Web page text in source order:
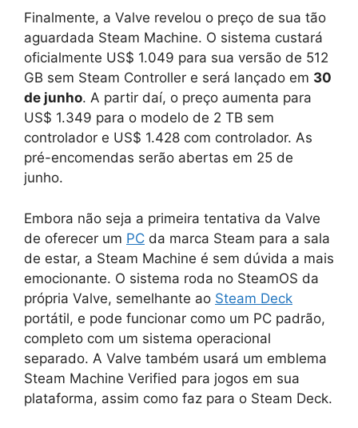
Finalmente, a Valve revelou o preço de sua tão
aguardada Steam Machine. O sistema custará
oficialmente US$ 1.049 para sua versão de 512
GB sem Steam Controller e será lançado em 30
de junho. A partir daí, o preço aumenta para
US$ 1.349 para o modelo de 2 TB sem
controlador e US$ 1.428 com controlador. As
pré-encomendas serão abertas em 25 de
junho.
Embora não seja a primeira tentativa da Valve
de oferecer um PC da marca Steam para a sala
de estar, a Steam Machine é sem dúvida a mais
emocionante. O sistema roda no SteamOS da
própria Valve, semelhante ao Steam Deck
portátil, e pode funcionar como um PC padrão,
completo com um sistema operacional
separado. A Valve também usará um emblema
Steam Machine Verified para jogos em sua
plataforma, assim como faz para o Steam Deck.